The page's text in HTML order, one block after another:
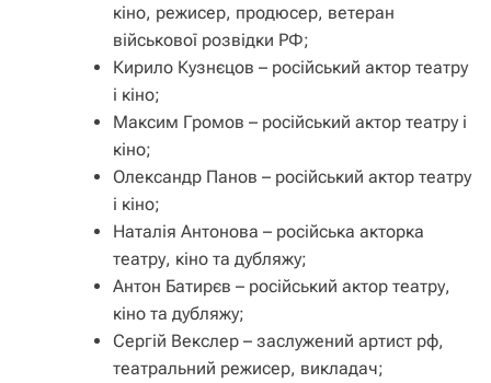
кіно, режисер, продюсер, ветеран
військової розвідки РФ;
Кирило Кузнєцов – російський актор театру
і кіно;
Максим Громов – російський актор театру і
кіно;
Олександр Панов – російський актор театру
і кіно;
Наталія Антонова – російська акторка
театру, кіно та дубляжу;
Антон Батирєв – російський актор театру,
кіно та дубляжу;
Сергій Векслер – заслужений артист рф,
театральний режисер, викладач;